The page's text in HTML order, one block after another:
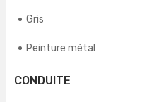
Gris
Peinture métal
CONDUITE